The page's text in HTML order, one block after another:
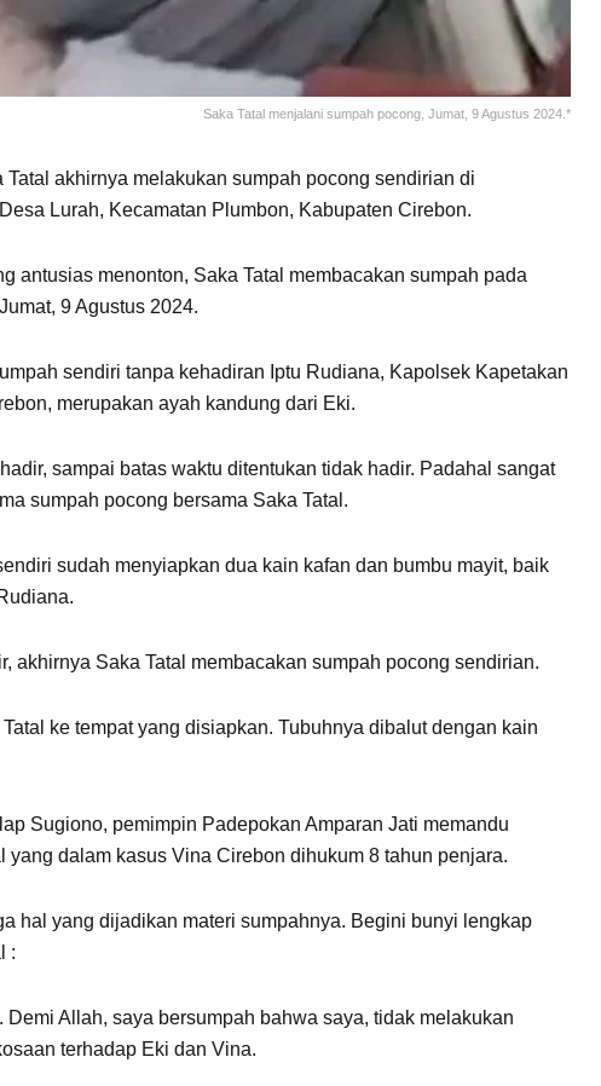
Saka Tatal menjalani sumpah pocong, Jumat, 9 Agustus 2024.*
Tatal akhirnya melakukan sumpah pocong sendirian di
Lurah, Kecamatan Plumbon, Kabupaten Cirebon.
antusias menonton, Saka Tatal membacakan sumpah pada
9 Agustus 2024.
sendiri tanpa kehadiran Iptu Rudiana, Kapolsek Kapetakan
merupakan ayah kandung dari Eki.
sampai batas waktu ditentukan tidak hadir. Padahal sangat
sumpah pocong bersama Saka Tatal.
sudah menyiapkan dua kain kafan dan bumbu mayit, baik
akhirnya Saka Tatal membacakan sumpah pocong sendirian.
ke tempat yang disiapkan. Tubuhnya dibalut dengan kain
Sugiono, pemimpin Padepokan Amparan Jati memandu
yang dalam kasus Vina Cirebon dihukum 8 tahun penjara.
hal yang dijadikan materi sumpahnya. Begini bunyi lengkap
:
Demi Allah, saya bersumpah bahwa saya, tidak melakukan
terhadap Eki dan Vina.